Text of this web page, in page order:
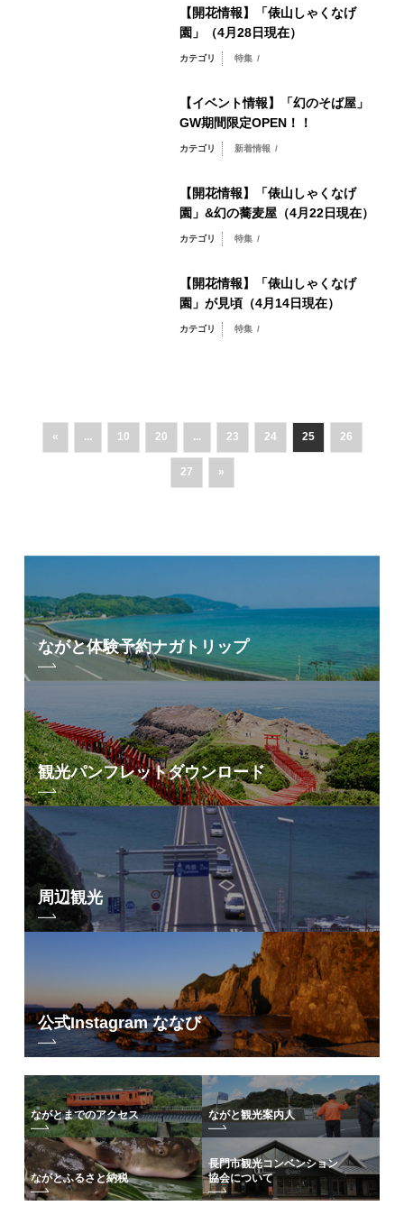
【開花情報】「俵山しゃくなげ
園」（4月28日現在）
カテゴリ 特集 /
【イベント情報】「幻のそば屋」
GW期間限定OPEN！！
カテゴリ 新着情報 /
【開花情報】「俵山しゃくなげ
園」&幻の蕎麦屋（4月22日現在）
カテゴリ 特集 /
【開花情報】「俵山しゃくなげ
園」が見頃（4月14日現在）
カテゴリ 特集 /
« ... 10 20 ... 23 24 25 26
27 »
ながと体験予約ナガトリップ
観光パンフレットダウンロード
周辺観光
公式Instagram ななび
ながとまでのアクセス ながと観光案内人
ながとふるさと納税
長門市観光コンベンション
協会について